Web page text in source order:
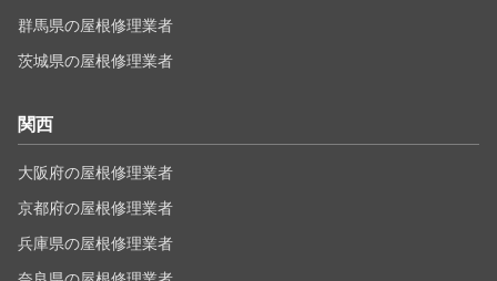
群馬県の屋根修理業者
茨城県の屋根修理業者
関西
大阪府の屋根修理業者
京都府の屋根修理業者
兵庫県の屋根修理業者